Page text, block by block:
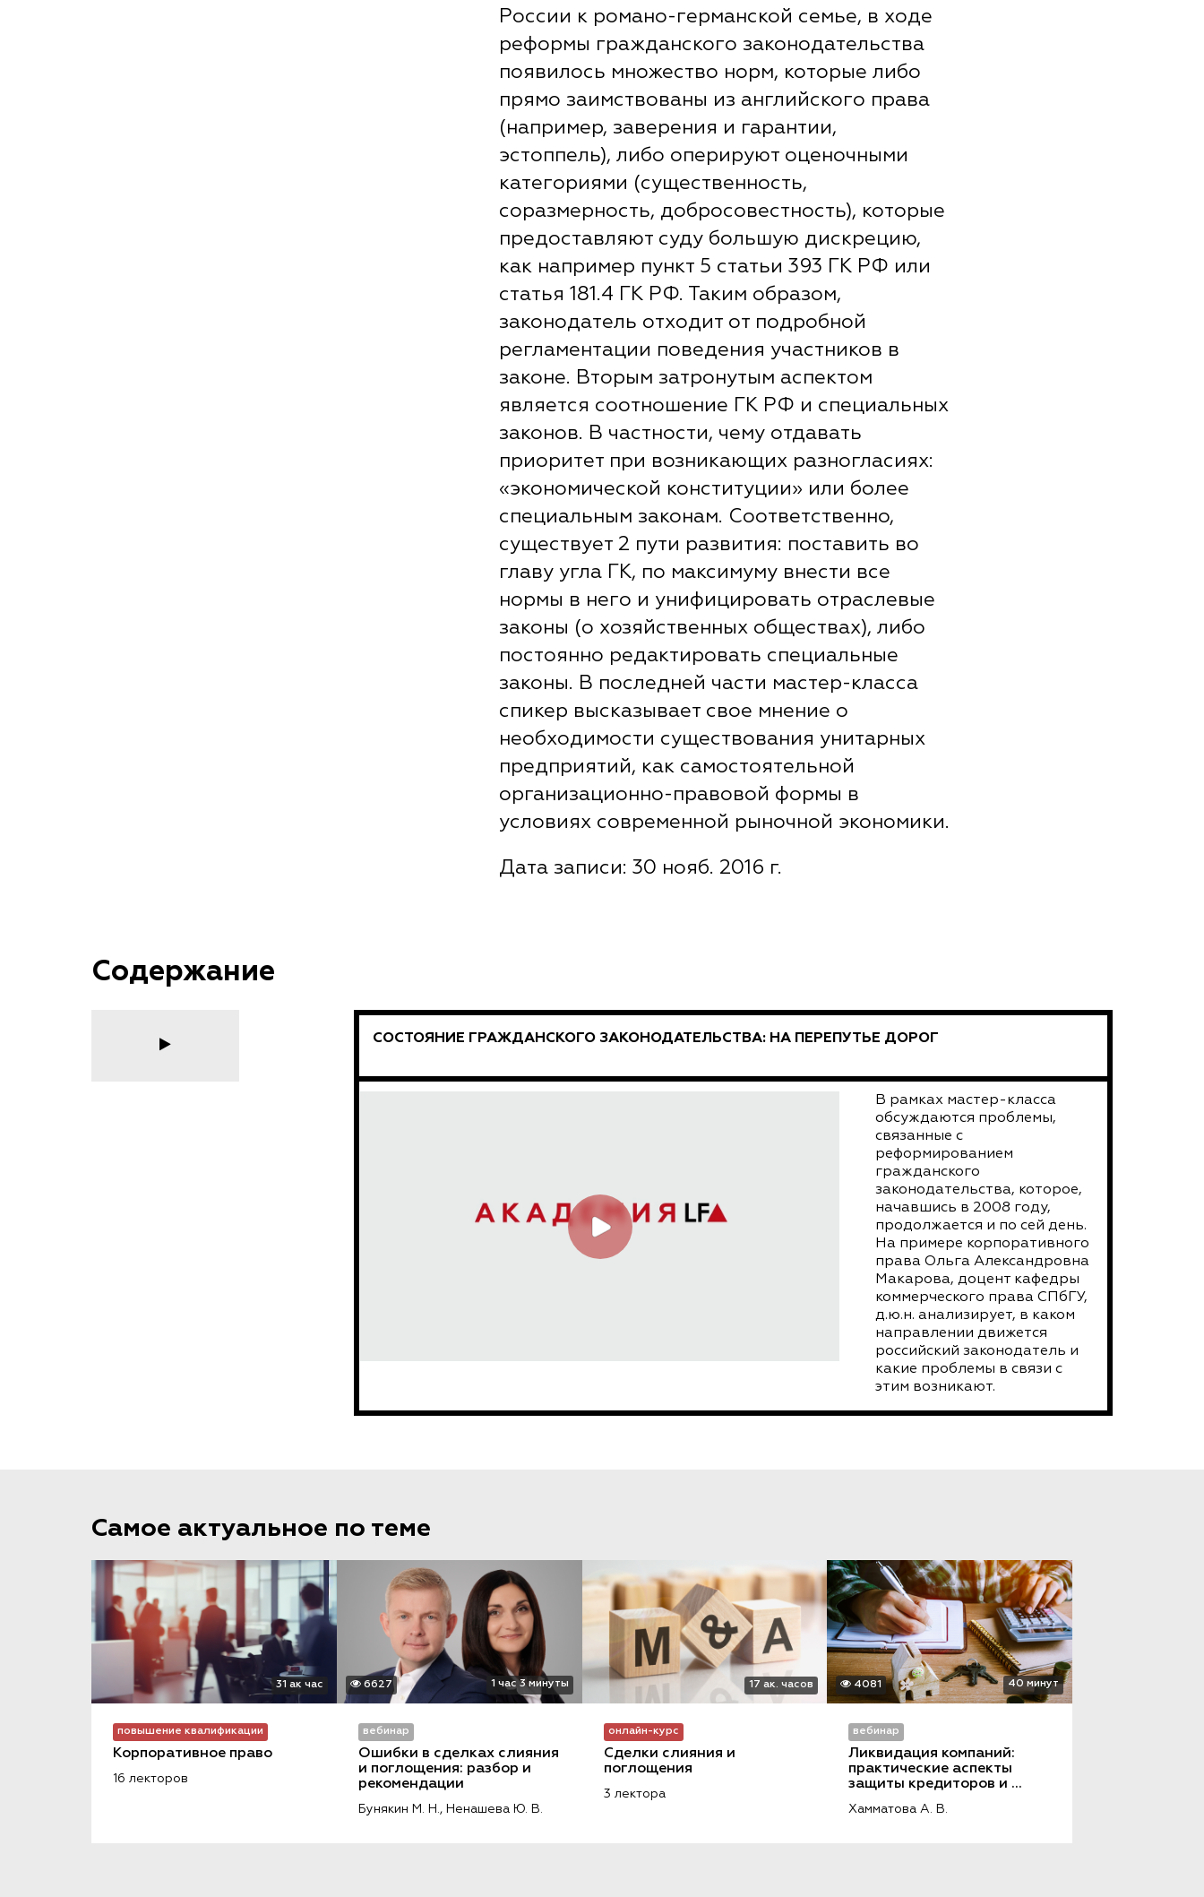
России к романо-германской семье, в ходе
реформы гражданского законодательства
появилось множество норм, которые либо
прямо заимствованы из английского права
(например, заверения и гарантии,
эстоппель), либо оперируют оценочными
категориями (существенность,
соразмерность, добросовестность), которые
предоставляют суду большую дискрецию,
как например пункт 5 статьи 393 ГК РФ или
статья 181.4 ГК РФ. Таким образом,
законодатель отходит от подробной
регламентации поведения участников в
законе. Вторым затронутым аспектом
является соотношение ГК РФ и специальных
законов. В частности, чему отдавать
приоритет при возникающих разногласиях:
«экономической конституции» или более
специальным законам. Соответственно,
существует 2 пути развития: поставить во
главу угла ГК, по максимуму внести все
нормы в него и унифицировать отраслевые
законы (о хозяйственных обществах), либо
постоянно редактировать специальные
законы. В последней части мастер-класса
спикер высказывает свое мнение о
необходимости существования унитарных
предприятий, как самостоятельной
организационно-правовой формы в
условиях современной рыночной экономики.
Дата записи: 30 нояб. 2016 г.
Содержание
СОСТОЯНИЕ ГРАЖДАНСКОГО ЗАКОНОДАТЕЛЬСТВА: НА ПЕРЕПУТЬЕ ДОРОГ
В рамках мастер-класса
обсуждаются проблемы,
связанные с
реформированием
гражданского
законодательства, которое,
начавшись в 2008 году,
продолжается и по сей день.
На примере корпоративного
права Ольга Александровна
Макарова, доцент кафедры
коммерческого права СПбГУ,
д.ю.н. анализирует, в каком
направлении движется
российский законодатель и
какие проблемы в связи с
этим возникают.
Самое актуальное по теме
31 ак час
повышение квалификации
Корпоративное право
16 лекторов
6627 1 час 3 минуты
вебинар
Ошибки в сделках слияния
и поглощения: разбор и
рекомендации
Бунякин М. Н., Ненашева Ю. В.
17 ак. часов
онлайн-курс
Сделки слияния и
поглощения
3 лектора
4081 40 минут
вебинар
Ликвидация компаний:
практические аспекты
защиты кредиторов и
Хамматова А. В.